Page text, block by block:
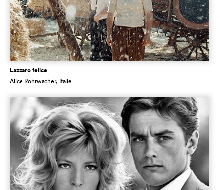
Lazzaro felice
Alice Rohrwacher, Italie